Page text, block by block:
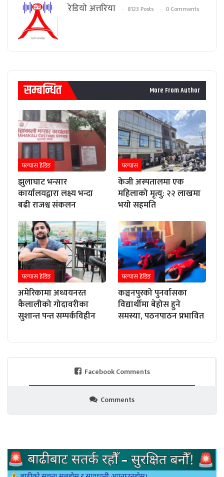
रेडियाे अत्तरिया 8123 Posts 0 Comments
सम्बन्धित More From Author
फ्ल्यास हेडिङ
झुलाघाट भन्सार
कार्यालयद्वारा लक्ष्य भन्दा
बढी राजश्व संकलन
फ्ल्यास
केजी अस्पतालमा एक
महिलाको मृत्यु: २२ लाखमा
भयो सहमति
फ्ल्यास हेडिङ
अमेरिकामा अध्ययनरत
कैलालीको गोदावरीका
सुशान्त पन्त सम्पर्कविहीन
फ्ल्यास हेडिङ
कञ्चनपुरको पुनर्वासका
विद्यार्थीमा बेहोस हुने
समस्या, पठनपाठन प्रभावित
Facebook Comments
Comments